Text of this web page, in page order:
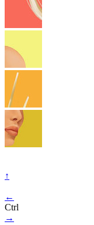
↑
←
Ctrl
→